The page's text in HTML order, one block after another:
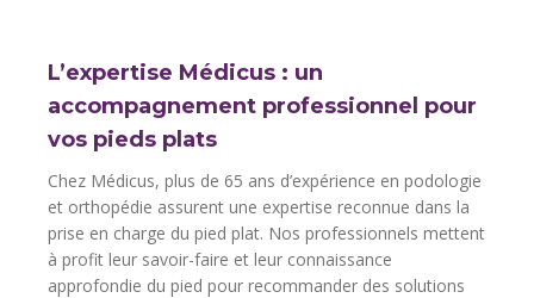
L’expertise Médicus : un
accompagnement professionnel pour
vos pieds plats
Chez Médicus, plus de 65 ans d’expérience en podologie
et orthopédie assurent une expertise reconnue dans la
prise en charge du pied plat. Nos professionnels mettent
à profit leur savoir-faire et leur connaissance
approfondie du pied pour recommander des solutions